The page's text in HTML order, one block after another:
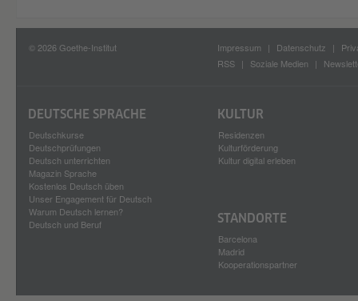
© 2026 Goethe-Institut Impressum Datenschutz
RSS
Soziale Medien
DEUTSCHE SPRACHE
Deutschkurse
Deutschprüfungen
Deutsch unterrichten
Magazin Sprache
Kostenlos Deutsch üben
Unser Engagement für Deutsch
Warum Deutsch lernen?
Deutsch und Beruf
KULTUR
Residenzen
Kulturförderung
Kultur digital erleben
STANDORTE
Barcelona
Madrid
Kooperationspartner